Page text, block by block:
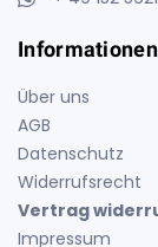
Informationen
Über uns
AGB
Datenschutz
Widerrufsrecht
Vertrag
Impressum